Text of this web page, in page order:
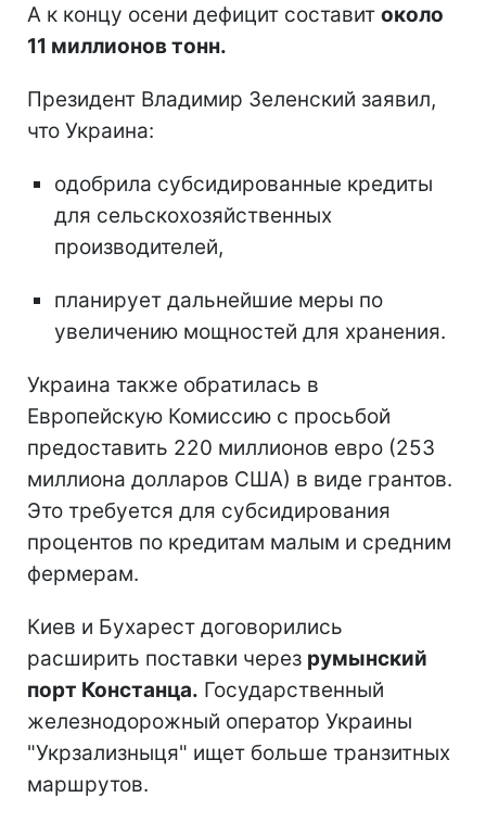
А к концу осени дефицит составит около
11 миллионов тонн.
Президент Владимир Зеленский заявил,
что Украина:
одобрила субсидированные кредиты
для сельскохозяйственных
производителей,
планирует дальнейшие меры по
увеличению мощностей для хранения.
Украина также обратилась в
Европейскую Комиссию с просьбой
предоставить 220 миллионов евро (253
миллиона долларов США) в виде грантов.
Это требуется для субсидирования
процентов по кредитам малым и средним
фермерам.
Киев и Бухарест договорились
расширить поставки через румынский
порт Констанца. Государственный
железнодорожный оператор Украины
"Укрзализныця" ищет больше транзитных
маршрутов.